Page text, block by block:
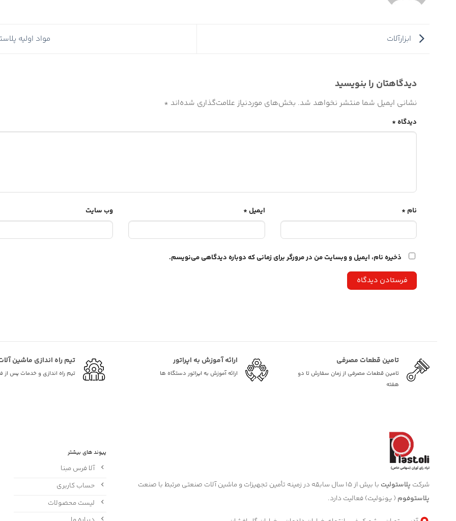
ابزارآلات مواد اولیه
دیدگاهتان را بنویسید
نشانی ایمیل شما منتشر نخواهد شد. بخش‌های موردنیاز علامت‌گذاری شده‌اند *
دیدگاه *
نام * ایمیل * وب‌ سایت
ذخیره نام، ایمیل و وبسایت من در مرورگر برای زمانی که دوباره دیدگاهی می‌نویسم.
تامین قطعات مصرفی
تامین قطعات مصرفی از زمان سفارش تا دو
هفته
ارائه آموزش به اپراتور
ارائه آموزش به اپراتور دستگاه ها
تیم راه اندازی ماشین
تیم راه اندازی و خدمات پس از
شرکت پلاستولیت با بیش از 15 سال سابقه در زمینه تأمین تجهیزات و ماشین آلات صنعتی مرتبط با صنعت
پلاستوفوم ( یونولیت) فعالیت دارد.
پیوند های بیشتر
آلا فرس مبنا
حساب کاربری
لیست محصولات